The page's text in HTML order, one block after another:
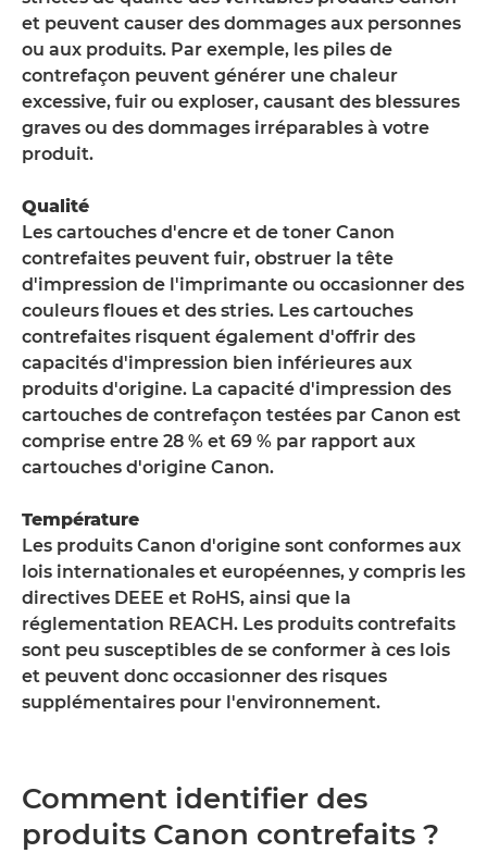
et peuvent causer des dommages aux personnes
ou aux produits. Par exemple, les piles de
contrefaçon peuvent générer une chaleur
excessive, fuir ou exploser, causant des blessures
graves ou des dommages irréparables à votre
produit.
Qualité
Les cartouches d'encre et de toner Canon
contrefaites peuvent fuir, obstruer la tête
d'impression de l'imprimante ou occasionner des
couleurs floues et des stries. Les cartouches
contrefaites risquent également d'offrir des
capacités d'impression bien inférieures aux
produits d'origine. La capacité d'impression des
cartouches de contrefaçon testées par Canon est
comprise entre 28 % et 69 % par rapport aux
cartouches d'origine Canon.
Température
Les produits Canon d'origine sont conformes aux
lois internationales et européennes, y compris les
directives DEEE et RoHS, ainsi que la
réglementation REACH. Les produits contrefaits
sont peu susceptibles de se conformer à ces lois
et peuvent donc occasionner des risques
supplémentaires pour l'environnement.
Comment identifier des
produits Canon contrefaits ?